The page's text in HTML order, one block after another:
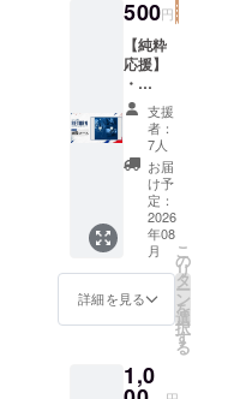
続けていま
私たちは、
仕事とス
ポーツを分
断せず“どち
らも本気で
挑戦できる
環境”を当た
り前にして
いきたいと
考えていま
500円
【純粋
応援】
・
DGFC
限定携
帯壁紙
付きお
礼メー
ル（ほ
しい方
を選択
してく
ださ
い。）
※リター
ン送付
め、
メール
支援
者：
7人
お届
け予
定：
2026
年08
月
詳細を見る
こ
の
リ
タ
ー
ン
を
選
択
す
る
1,0